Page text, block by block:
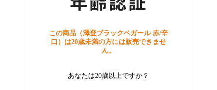
この商品（澤登ブラックペガール 赤/辛
口）は20歳未満の方には販売できませ
ん。
あなたは20歳以上ですか？